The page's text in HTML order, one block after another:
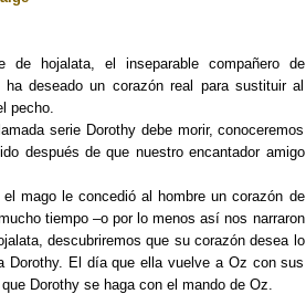
de hojalata, el inseparable compañero de
deseado un corazón real para sustituir al
pecho.
serie Dorothy debe morir, conoceremos
después de que nuestro encantador amigo
mago le concedió al hombre un corazón de
tiempo –o por lo menos así nos narraron
descubriremos que su corazón desea lo
Dorothy. El día que ella vuelve a Oz con sus
Dorothy se haga con el mando de Oz.